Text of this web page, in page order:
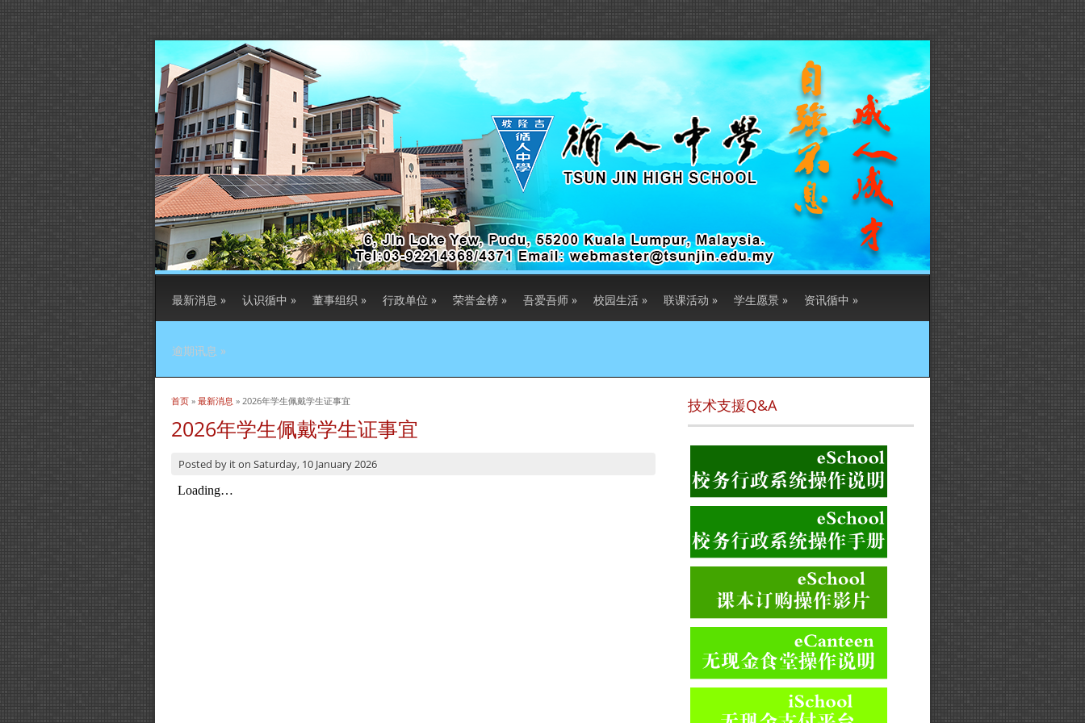
最新消息 » 认识循中 » 董事组织 » 行政单位 » 荣誉金榜 » 吾爱吾师 » 校园生活 » 联课活动 » 学生愿景 » 资讯循中 »
逾期讯息 »
当前位置
首页 » 最新消息 » 2026年学生佩戴学生证事宜
2026年学生佩戴学生证事宜
Posted by iton Saturday, 10 January 2026
技术支援Q&A